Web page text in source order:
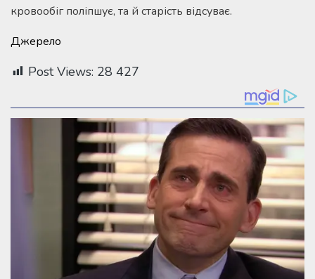
кровообіг поліпшує, та й старість відсуває.
Джерело
Post Views: 28 427